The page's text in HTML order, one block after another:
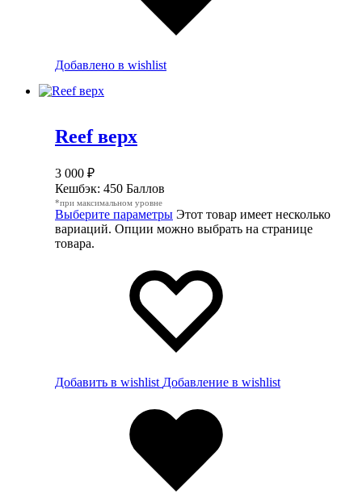
Добавлено в wishlist
Reef верх
3 000 ₽
Кешбэк: 450 Баллов
*при максимальном уровне
Выберите параметры Этот товар имеет несколько
вариаций. Опции можно выбрать на странице
товара.
Добавить в wishlist Добавление в wishlist